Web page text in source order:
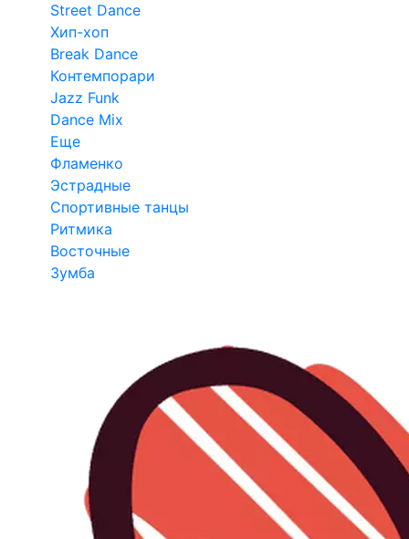
Street Dance
Хип-хоп
Break Dance
Контемпорари
Jazz Funk
Dance Mix
Еще
Фламенко
Эстрадные
Спортивные танцы
Ритмика
Восточные
Зумба